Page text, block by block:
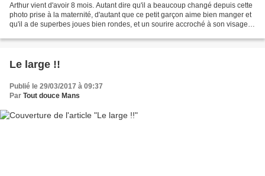
Arthur vient d'avoir 8 mois. Autant dire qu'il a beaucoup changé depuis cette
photo prise à la maternité, d'autant que ce petit garçon aime bien manger et
qu'il a de superbes joues bien rondes, et un sourire accroché à son visage !!
Le large !!
Publié le 29/03/2017 à 09:37
Par Tout douce Mans